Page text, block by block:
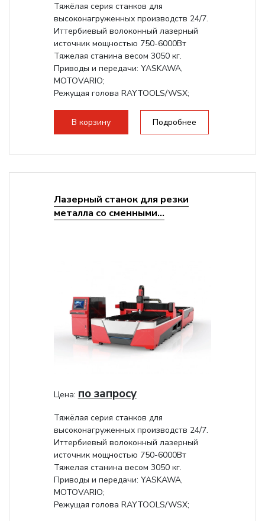
Тяжёлая серия станков для
высоконагруженных производств 24/7.
Иттербиевый волоконный лазерный
источник мощностью 750-6000Вт
Тяжелая станина весом 3050 кг.
Приводы и передачи: YASKAWA,
MOTOVARIO;
Режущая голова RAYTOOLS/WSX;
В корзину Подробнее
Лазерный станок для резки
металла со сменными...
Цена: по запросу
Тяжёлая серия станков для
высоконагруженных производств 24/7.
Иттербиевый волоконный лазерный
источник мощностью 750-6000Вт
Тяжелая станина весом 3050 кг.
Приводы и передачи: YASKAWA,
MOTOVARIO;
Режущая голова RAYTOOLS/WSX;